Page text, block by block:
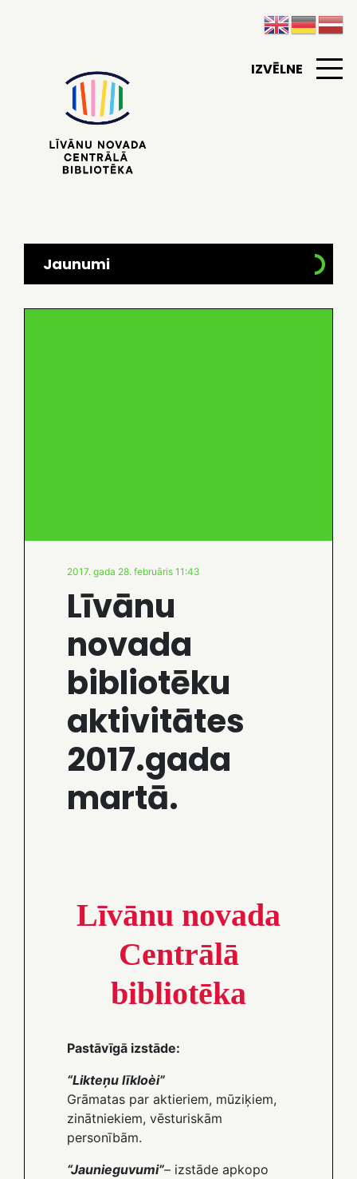
IZVĒLNE
Jaunumi
2017. gada 28. februāris 11:43
Līvānu
novada
bibliotēku
aktivitātes
2017.gada
martā.
Līvānu novada
Centrālā
bibliotēka
Pastāvīgā izstāde:
“Likteņu līkloèi”
Grāmatas par aktieriem, mūziķiem,
zinātniekiem, vēsturiskām
personībām.
“Jaunieguvumi”– izstāde apkopo